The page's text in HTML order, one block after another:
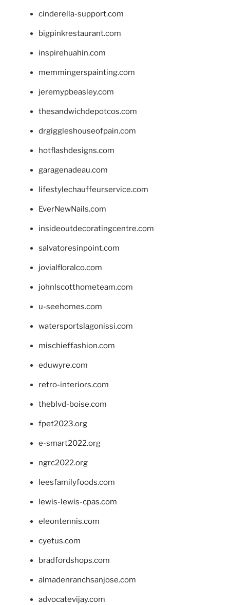
cinderella-support.com
bigpinkrestaurant.com
inspirehuahin.com
memmingerspainting.com
jeremypbeasley.com
thesandwichdepotcos.com
drgiggleshouseofpain.com
hotflashdesigns.com
garagenadeau.com
lifestylechauffeurservice.com
EverNewNails.com
insideoutdecoratingcentre.com
salvatoresinpoint.com
jovialfloralco.com
johnlscotthometeam.com
u-seehomes.com
watersportslagonissi.com
mischieffashion.com
eduwyre.com
retro-interiors.com
theblvd-boise.com
fpet2023.org
e-smart2022.org
ngrc2022.org
leesfamilyfoods.com
lewis-lewis-cpas.com
eleontennis.com
cyetus.com
bradfordshops.com
almadenranchsanjose.com
advocatevijay.com